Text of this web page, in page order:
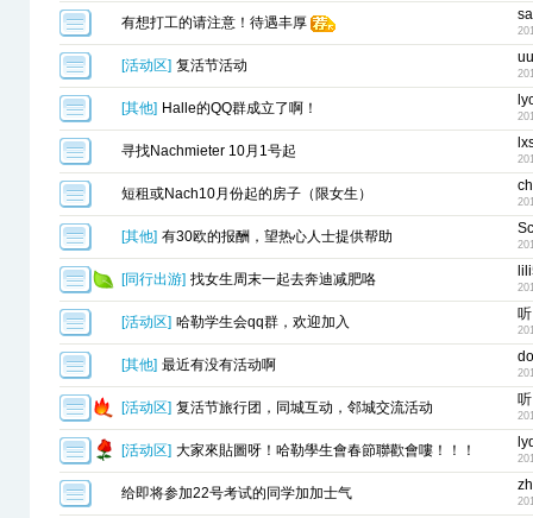
有想打工的请注意！待遇丰厚
[活动区] 复活节活动
[其他] Halle的QQ群成立了啊！
寻找Nachmieter 10月1号起
短租或Nach10月份起的房子（限女生）
[其他] 有30欧的报酬，望热心人士提供帮助
[同行出游] 找女生周末一起去奔迪减肥咯
[活动区] 哈勒学生会qq群，欢迎加入
[其他] 最近有没有活动啊
[活动区] 复活节旅行团，同城互动，邻城交流活动
[活动区] 大家來貼圖呀！哈勒學生會春節聯歡會嘍！！！
给即将参加22号考试的同学加加士气